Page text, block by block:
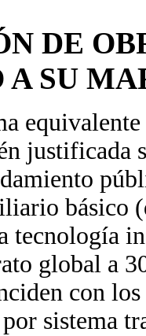
DE
A SU
justificada
básico
tecnología
global a
con
sistema